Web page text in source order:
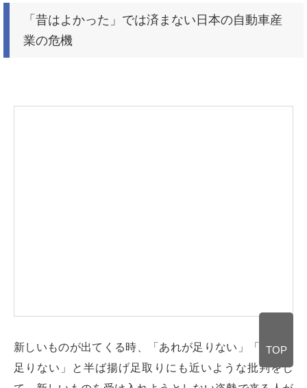
「昔はよかった」では済まない日本の自動車産
業の危機
新しいものが出てくる時、「あれが足りない」「これも
足りない」と半ば揚げ足取りにも近いような批判をし
TOP